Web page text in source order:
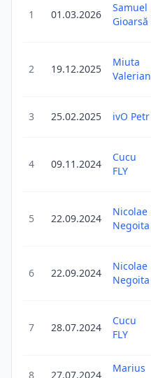
1 01.03.2026
Samuel
Gioarsă
2 19.12.2025
Miuta
Valerian
3 25.02.2025 ivO Petr
4 09.11.2024
Cucu
FLY
5 22.09.2024
Nicolae
Negoita
6 22.09.2024
Nicolae
Negoita
7 28.07.2024
Cucu
FLY
8 27.07.2024
Marius